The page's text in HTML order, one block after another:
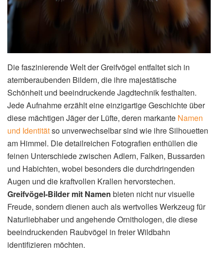
Die faszinierende Welt der Greifvögel entfaltet sich in
atemberaubenden Bildern, die ihre majestätische
Schönheit und beeindruckende Jagdtechnik festhalten.
Jede Aufnahme erzählt eine einzigartige Geschichte über
diese mächtigen Jäger der Lüfte, deren markante Namen
und Identitätso unverwechselbar sind wie ihre Silhouetten
am Himmel. Die detailreichen Fotografien enthüllen die
feinen Unterschiede zwischen Adlern, Falken, Bussarden
und Habichten, wobei besonders die durchdringenden
Augen und die kraftvollen Krallen hervorstechen.
Greifvögel-Bilder mit Namen bieten nicht nur visuelle
Freude, sondern dienen auch als wertvolles Werkzeug für
Naturliebhaber und angehende Ornithologen, die diese
beeindruckenden Raubvögel in freier Wildbahn
identifizieren möchten.